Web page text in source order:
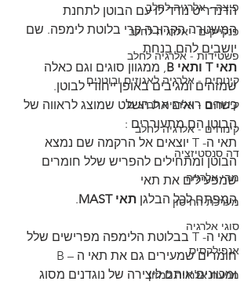
פיצה - אלרגיה לחלב
פנקייקים - אלרגיה לחלב
פשטידות - אלרגיה לחלב
קינוחים - אלרגיה לאגוזים ובוטנים
קינוחים - אלרגיה לביצים
קינוחים - אלרגיה לחלב
דה סנסטיזציה
מהי אלרגיה
מערכת החיסון
סוגי אלרגיה
אנפילקסיס
מניעת אלרגיה למזון
הדנדריט נודד לו עם הבוטן לתחנת
המשטרה הקרובה קרי בלוטת לימפה. שם
יושבים להם בנחת
תאי T ותאי B
, ממגוון סוגים וגם כאלה
שמזהים ומגיבים באופן ייחודי לבוטן.
כשהם רואים את השלט שמוצג לראווה של
הבוטן הם מתעוררים :
תאי ה- T יוצאים אל הרקמה שם נמצא
הבוטן ומתחילים להפריש שלל חומרים
שמפעילים את תאי
המפתח לכל הבלגן תאי MAST .
תאי ה- T בבלוטת הלימפה מפרישים שלל
ומכוונים אותם ליצירה של נוגדנים מסוג